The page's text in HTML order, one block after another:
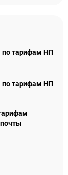
по тарифам НП
по тарифам НП